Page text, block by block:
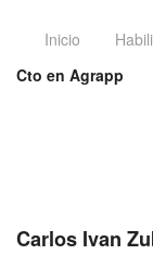
Inicio
Cto en Agrapp
Carlos Ivan